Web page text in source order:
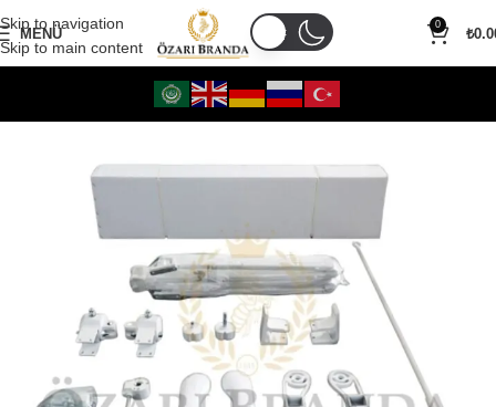
Skip to navigation
Skip to main content
MENÜ
0
₺